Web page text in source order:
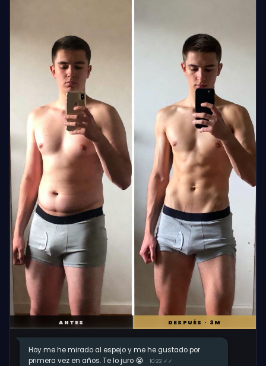
ANTES DESPUÉS · 3M
Hoy me he mirado al espejo y me he gustado por
primera vez en años. Te lo juro 😭
10:22 ✓✓